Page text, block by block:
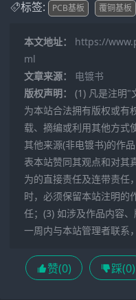
标签: PCB基板 覆铜基板
本文地址：
https://
ml
文章来源：
电镀书
版权声明：
(1) 凡是注明"
为本站合法拥有版权或有
载、摘编或利用其他方式
其他来源(非电镀书)的作
表本站赞同其观点和对其
为的直接责任及连带责任
时，必须保留本站注明的
任；(3) 如涉及作品内容
一周内与本站管理者联系
赞(0) 踩(0)